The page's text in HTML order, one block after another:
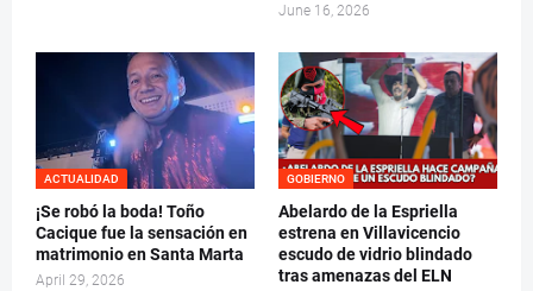
June 16, 2026
ACTUALIDAD
¡Se robó la boda! Toño
Cacique fue la sensación en
matrimonio en Santa Marta
April 29, 2026
GOBIERNO
Abelardo de la Espriella
estrena en Villavicencio
escudo de vidrio blindado
tras amenazas del ELN